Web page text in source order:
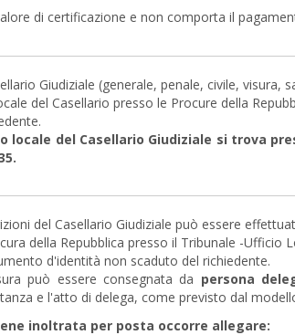
di certificazione e non comporta il
Giudiziale (generale, penale, civile,
del Casellario presso le Procure della
locale del Casellario Giudiziale si trova
del Casellario Giudiziale può essere
della Repubblica presso il Tribunale -Ufficio
d'identità non scaduto del richiedente.
può essere consegnata da persona
e l'atto di delega, come previsto dal
inoltrata per posta occorre allegare: